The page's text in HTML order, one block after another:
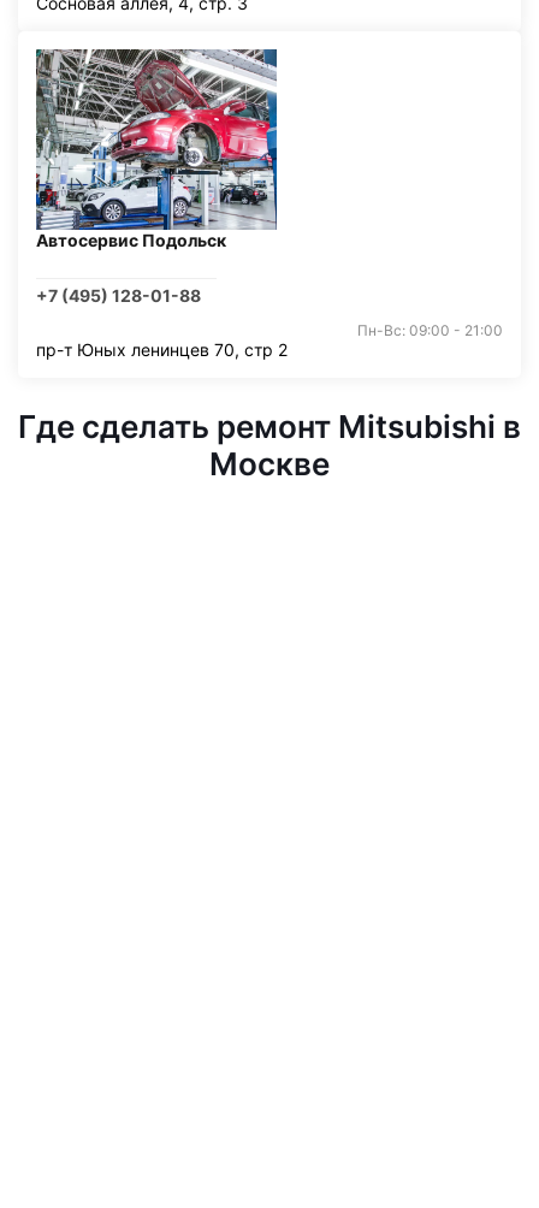
Автосервис Подольск
+7 (495) 128-01-88
Пн-Вс: 09:00 - 21:00
пр-т Юных ленинцев 70, стр 2
Где сделать ремонт Mitsubishi в
Москве